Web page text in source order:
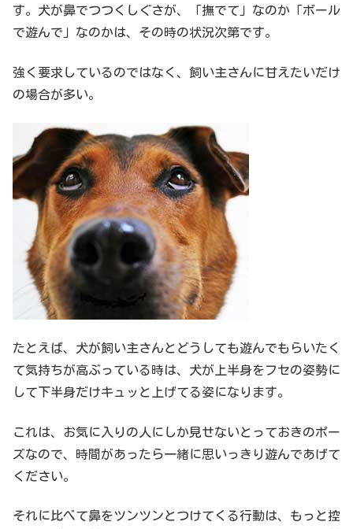
す。犬が鼻でつつくしぐさが、「撫でて」なのか「ボール
で遊んで」なのかは、その時の状況次第です。
強く要求しているのではなく、飼い主さんに甘えたいだけ
の場合が多い。
たとえば、犬が飼い主さんとどうしても遊んでもらいたく
て気持ちが高ぶっている時は、犬が上半身をフセの姿勢に
して下半身だけキュッと上げてる姿になります。
これは、お気に入りの人にしか見せないとっておきのポー
ズなので、時間があったら一緒に思いっきり遊んであげて
ください。
それに比べて鼻をツンツンとつけてくる行動は、もっと控